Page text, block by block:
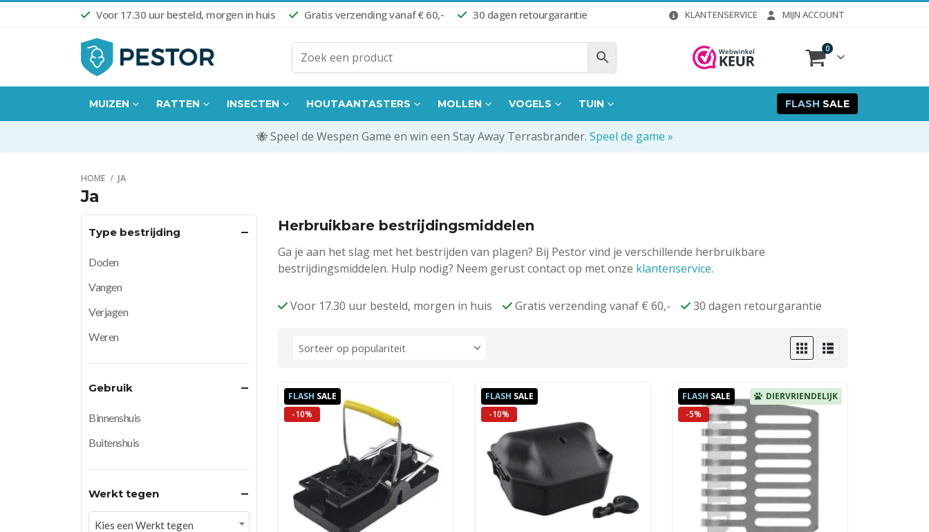
Voor 17.30 uur besteld, morgen in huis Gratis verzending vanaf € 60,- 30 dagen retourgarantie KLANTENSERVICE MIJN ACCOUNT
0
MUIZEN RATTEN INSECTEN HOUTAANTASTERS MOLLEN VOGELS TUIN FLASH SALE
🐝 Speel de Wespen Game en win een Stay Away Terrasbrander. Speel de game »
HOME JA
Ja
Herbruikbare bestrijdingsmiddelen
Ga je aan het slag met het bestrijden van plagen? Bij Pestor vind je verschillende herbruikbare
bestrijdingsmiddelen. Hulp nodig? Neem gerust contact op met onze klantenservice.
Voor 17.30 uur besteld, morgen in huis Gratis verzending vanaf € 60,- 30 dagen retourgarantie
FLASH SALE
-10%
FLASH SALE
-10%
FLASH SALE
-5%
DIERVRIENDELIJK
Type bestrijding
Doden
Vangen
Verjagen
Weren
Gebruik
Binnenshuis
Buitenshuis
Werkt tegen
Kies een Werkt tegen